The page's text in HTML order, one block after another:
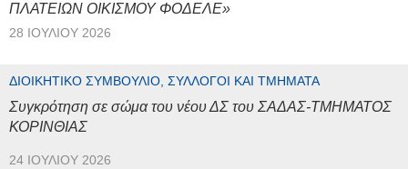
ΠΛΑΤΕΙΩΝ ΟΙΚΙΣΜΟΥ ΦΟΔΕΛΕ»
28 ΙΟΥΛΊΟΥ 2026
ΔΙΟΙΚΗΤΙΚΌ ΣΥΜΒΟΎΛΙΟ, ΣΎΛΛΟΓΟΙ ΚΑΙ ΤΜΉΜΑΤΑ
Συγκρότηση σε σώμα του νέου ΔΣ του ΣΑΔΑΣ-ΤΜΗΜΑΤΟΣ
ΚΟΡΙΝΘΙΑΣ
24 ΙΟΥΛΊΟΥ 2026